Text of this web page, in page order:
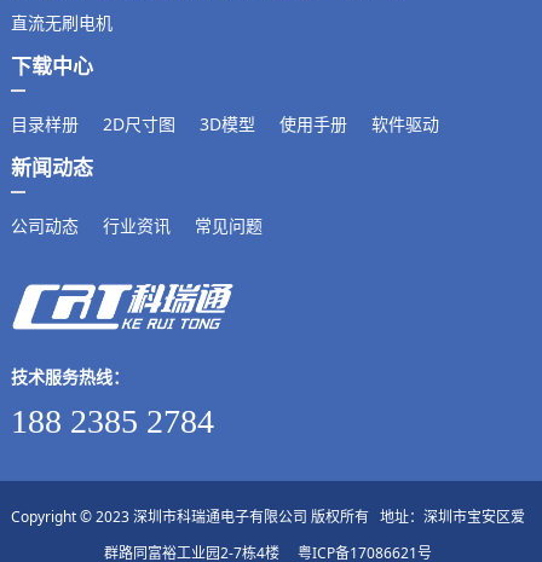
直流无刷电机
下载中心
目录样册 2D尺寸图 3D模型 使用手册 软件驱动
新闻动态
公司动态 行业资讯 常见问题
技术服务热线：
188 2385 2784
Copyright © 2023 深圳市科瑞通电子有限公司 版权所有 地址：深圳市宝安区爱
群路同富裕工业园2-7栋4楼粤ICP备17086621号